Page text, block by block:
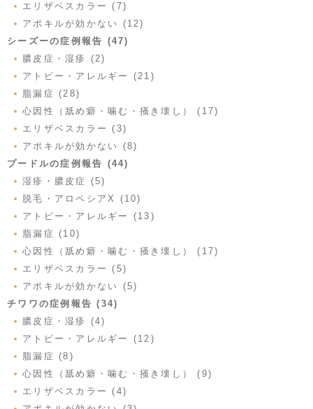
エリザベスカラー (7)
アポキルが効かない (12)
シーズーの症例報告 (47)
膿皮症・湿疹 (2)
アトピー・アレルギー (21)
脂漏症 (28)
心因性（舐め癖・噛む・掻き壊し） (17)
エリザベスカラー (3)
アポキルが効かない (8)
プードルの症例報告 (44)
湿疹・膿皮症 (5)
脱毛・アロペシアX (10)
アトピー・アレルギー (13)
脂漏症 (10)
心因性（舐め癖・噛む・掻き壊し） (17)
エリザベスカラー (5)
アポキルが効かない (5)
チワワの症例報告 (34)
膿皮症・湿疹 (4)
アトピー・アレルギー (12)
脂漏症 (8)
心因性（舐め癖・噛む・掻き壊し） (9)
エリザベスカラー (4)